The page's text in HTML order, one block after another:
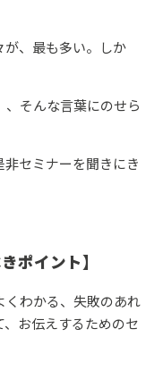
が、最も多い。しか
そんな言葉にのせら
セミナーを聞きにき
ポイント】
くわかる、失敗のあれ
お伝えするためのセ